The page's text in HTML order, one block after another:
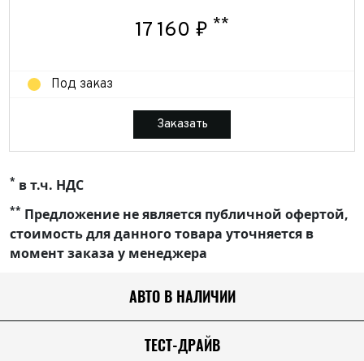
17 160 ₽ **
Под заказ
Заказать
* в т.ч. НДС
** Предложение не является публичной офертой,
стоимость для данного товара уточняется в
момент заказа у менеджера
АВТО В НАЛИЧИИ
ТЕСТ-ДРАЙВ